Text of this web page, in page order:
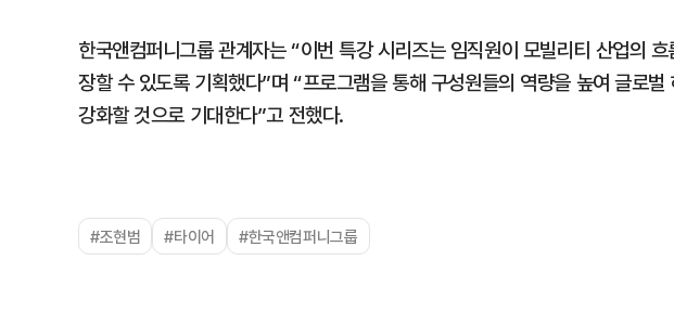
한국앤컴퍼니그룹 관계자는 “이번 특강 시리즈는 임직원이 모빌리티 산업의 흐
장할 수 있도록 기획했다”며 “프로그램을 통해 구성원들의 역량을 높여 글로
강화할 것으로 기대한다”고 전했다.
#조현범 #타이어 #한국앤컴퍼니그룹